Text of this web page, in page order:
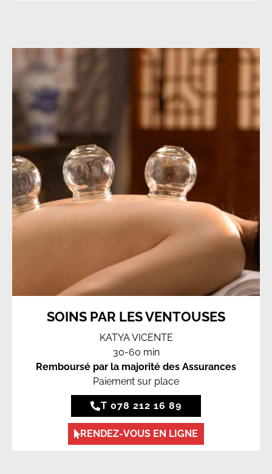
SOINS PAR LES VENTOUSES
KATYA VICENTE
30-60 min
Remboursé par la majorité des Assurances
Paiement sur place
T 078 212 16 89
RENDEZ-VOUS EN LIGNE